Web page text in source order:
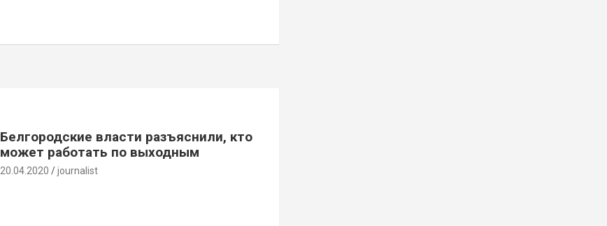
Белгородские власти разъяснили, кто
может работать по выходным
20.04.2020 journalist